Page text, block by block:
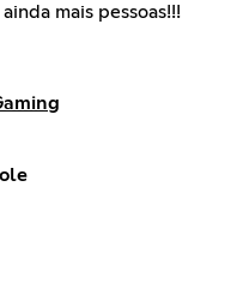
mais pessoas!!!